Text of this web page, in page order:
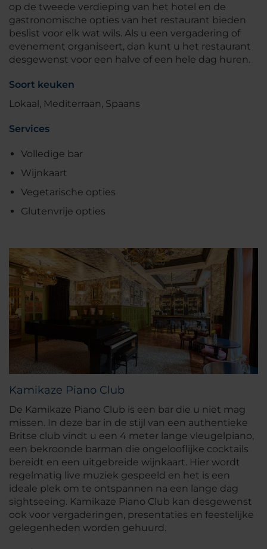
op de tweede verdieping van het hotel en de
gastronomische opties van het restaurant bieden
beslist voor elk wat wils. Als u een vergadering of
evenement organiseert, dan kunt u het restaurant
desgewenst voor een halve of een hele dag huren.
Soort keuken
Lokaal, Mediterraan, Spaans
Services
Volledige bar
Wijnkaart
Vegetarische opties
Glutenvrije opties
Kamikaze Piano Club
De Kamikaze Piano Club is een bar die u niet mag
missen. In deze bar in de stijl van een authentieke
Britse club vindt u een 4 meter lange vleugelpiano,
een bekroonde barman die ongelooflijke cocktails
bereidt en een uitgebreide wijnkaart. Hier wordt
regelmatig live muziek gespeeld en het is een
ideale plek om te ontspannen na een lange dag
sightseeing. Kamikaze Piano Club kan desgewenst
ook voor vergaderingen, presentaties en feestelijke
gelegenheden worden gehuurd.